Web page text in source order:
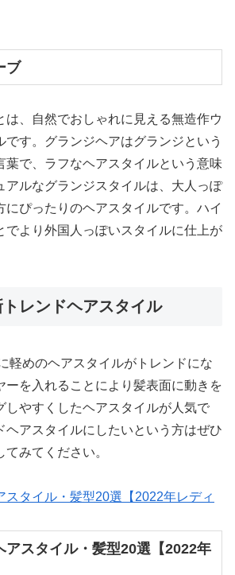
ブ
は、自然でおしゃれに見える無造作ウ
です。グランジヘアはグランジという
葉で、ラフなヘアスタイルという意味
アルなグランジスタイルは、大人っぽ
にぴったりのヘアスタイルです。ハイ
でより外国人っぽいスタイルに仕上が
レンドヘアスタイル
軽めのヘアスタイルがトレンドにな
ーを入れることにより髪表面に動きを
しやすくしたヘアスタイルが人気で
ヘアスタイルにしたいという方はぜひ
みてください。
アスタイル・髪型20選【2022年